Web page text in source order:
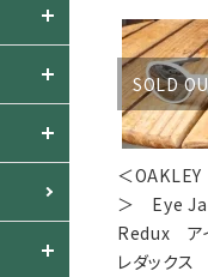
SOLD
＜
＞ Eye
Redux ア
レダックス